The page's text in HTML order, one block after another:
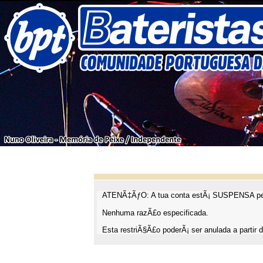
ATENÃ‡ÃƒO: A tua conta estÃ¡ SUSPENSA
Nenhuma razÃ£o especificada.
Esta restriÃ§Ã£o poderÃ¡ ser anulada a partir